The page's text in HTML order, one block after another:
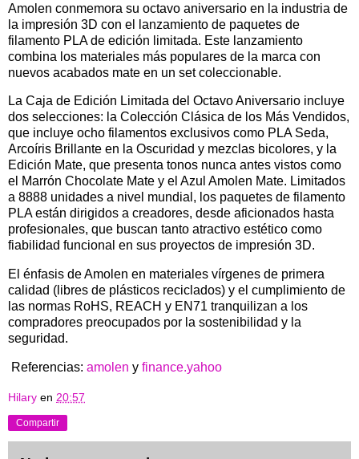
Amolen conmemora su octavo aniversario en la industria de
la impresión 3D con el lanzamiento de paquetes de
filamento PLA de edición limitada. Este lanzamiento
combina los materiales más populares de la marca con
nuevos acabados mate en un set coleccionable.
La Caja de Edición Limitada del Octavo Aniversario incluye
dos selecciones: la Colección Clásica de los Más Vendidos,
que incluye ocho filamentos exclusivos como PLA Seda,
Arcoíris Brillante en la Oscuridad y mezclas bicolores, y la
Edición Mate, que presenta tonos nunca antes vistos como
el Marrón Chocolate Mate y el Azul Amolen Mate. Limitados
a 8888 unidades a nivel mundial, los paquetes de filamento
PLA están dirigidos a creadores, desde aficionados hasta
profesionales, que buscan tanto atractivo estético como
fiabilidad funcional en sus proyectos de impresión 3D.
El énfasis de Amolen en materiales vírgenes de primera
calidad (libres de plásticos reciclados) y el cumplimiento de
las normas RoHS, REACH y EN71 tranquilizan a los
compradores preocupados por la sostenibilidad y la
seguridad.
Referencias: amolen y finance.yahoo
Hilary en 20:57
Compartir